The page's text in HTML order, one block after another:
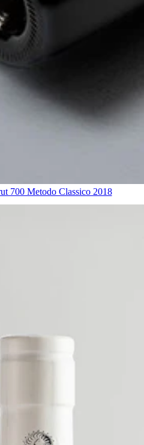
700 Metodo Classico 2018